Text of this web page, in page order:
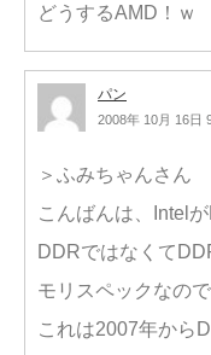
どうするAMD！ｗ
パン
2008年 10月 16日
＞ふみちゃんさん
こんばんは、Intel
DDRではなくて
モリスペックなの
これは2007年から